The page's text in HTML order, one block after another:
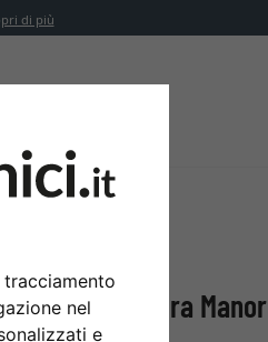
nel
e
di più
legno su misura Manor